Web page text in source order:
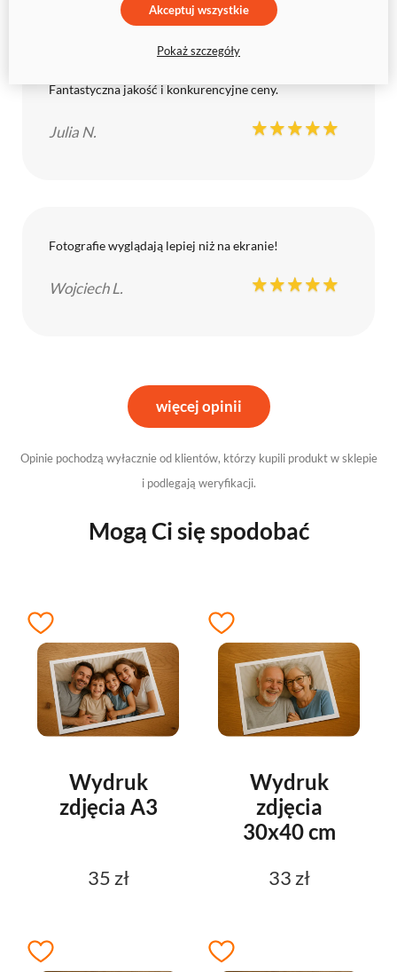
Fantastyczna jakość i konkurencyjne ceny.
Julia N.
Fotografie wyglądają lepiej niż na ekranie!
Wojciech L.
więcej opinii
Opinie pochodzą wyłacznie od klientów, którzy kupili produkt w sklepie
i podlegają weryfikacji.
Mogą Ci się spodobać
Wydruk
zdjęcia A3
35 zł
Wydruk
zdjęcia
30x40 cm
33 zł
Akceptuj wszystkie
Pokaż szczegóły